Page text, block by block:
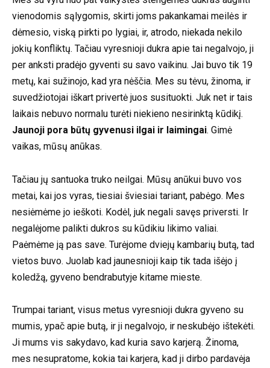
vienodomis sąlygomis, skirti joms pakankamai meilės ir
dėmesio, viską pirkti po lygiai, ir, atrodo, niekada nekilo
jokių konfliktų. Tačiau vyresnioji dukra apie tai negalvojo, ji
per anksti pradėjo gyventi su savo vaikinu. Jai buvo tik 19
metų, kai sužinojo, kad yra nėščia. Mes su tėvu, žinoma, ir
suvedžiotojai iškart privertė juos susituokti. Juk net ir tais
laikais nebuvo normalu turėti niekieno nesirinktą kūdikį.
Jaunoji pora būtų gyvenusi ilgai ir laimingai. Gimė
vaikas, mūsų anūkas.
Tačiau jų santuoka truko neilgai. Mūsų anūkui buvo vos
metai, kai jos vyras, tiesiai šviesiai tariant, pabėgo. Mes
nesiėmėme jo ieškoti. Kodėl, juk negali savęs priversti. Ir
negalėjome palikti dukros su kūdikiu likimo valiai.
Paėmėme ją pas save. Turėjome dviejų kambarių butą, tad
vietos buvo. Juolab kad jaunesnioji kaip tik tada išėjo į
koledžą, gyveno bendrabutyje kitame mieste.
Trumpai tariant, visus metus vyresnioji dukra gyveno su
mumis, ypač apie butą, ir ji negalvojo, ir neskubėjo ištekėti.
Ji mums vis sakydavo, kad kuria savo karjerą. Žinoma,
mes nesupratome, kokia tai karjera, kad ji dirbo pardavėja